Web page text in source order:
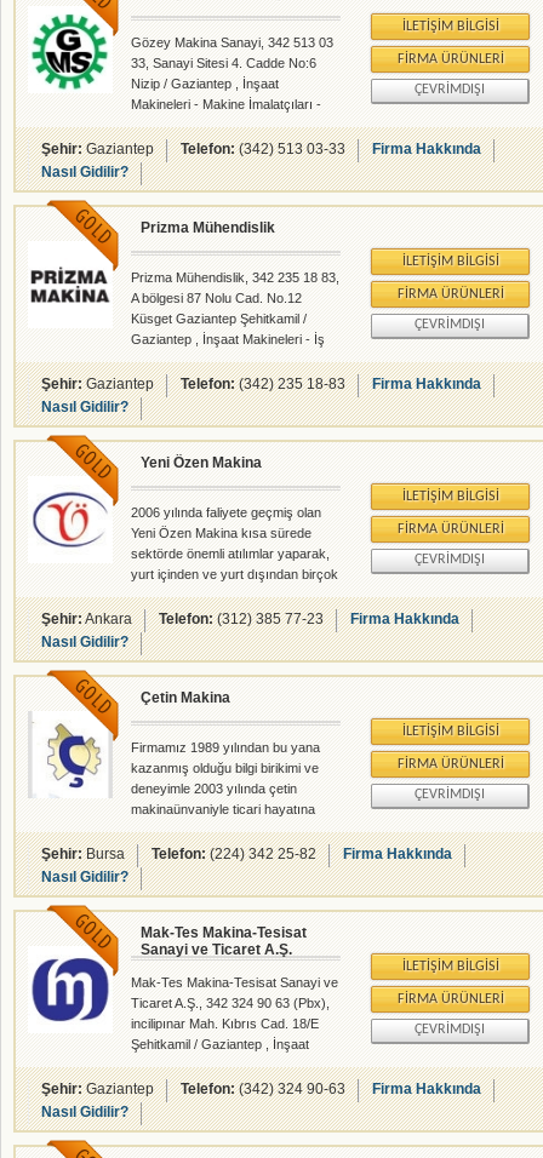
Firmamız kurulduğu günden bu
dürüstlük, uzmanlık, ciddilik
prensiplerini kendine ilke edinerek
çalışmış ve bu sayede de;
Güneydoğu Anadolu Bölgesinin iş
makinaları al
Gözey Makina Sanayi, 342 513 03
33, Sanayi Sitesi 4. Cadde No:6
Nizip / Gaziantep , İnşaat
Makineleri - Makine İmalatçıları -
Zahireciler Tarım Ürünleri -
rehberalem.com alanlarında faliyet
gösteren firmamızdır.
İLETIŞIM BILGISI
FIRMA ÜRÜNLERI
ÇEVRIMDIŞI
Şehir:Gaziantep Telefon:(342) 513 03-33
Firma Hakkında
Nasıl Gidilir?
Prizma Mühendislik
Prizma Mühendislik, 342 235 18 83,
A bölgesi 87 Nolu Cad. No.12
Küsget Gaziantep Şehitkamil /
Gaziantep , İnşaat Makineleri - İş
Makineleri - rehberalem.com
alanlarında faliyet gösteren
firmamızdır.
İLETIŞIM BILGISI
FIRMA ÜRÜNLERI
ÇEVRIMDIŞI
Şehir:Gaziantep Telefon:(342) 235 18-83
Firma Hakkında
Nasıl Gidilir?
Yeni Özen Makina
2006 yılında faliyete geçmiş olan
Yeni Özen Makina kısa sürede
sektörde önemli atılımlar yaparak,
yurt içinden ve yurt dışından birçok
firma için ilk tercih sebebi olmuştur.
Referanslarimiz arasında
Rusya,Makedonya bulunmakta
olup, Türkiye genelinde hizmet
vermektedir. Yaptığımız ürünlerden
bazıları kırma, titreşimli elekler,
helezon, vibratör besleyici,
tamir ve bakım hizmetleri, mobil
beton santrali çelik konstrüksiyon
olarak sıralanabilir. Sektörün en
önemli ihtiyacı olan sabit ve seyyar,
İLETIŞIM BILGISI
FIRMA ÜRÜNLERI
ÇEVRIMDIŞI
Şehir:Ankara Telefon:(312) 385 77-23
Firma Hakkında
Nasıl Gidilir?
Çetin Makina
Firmamız 1989 yılından bu yana
kazanmış olduğu bilgi birikimi ve
deneyimle 2003 yılında çetin
makinaünvaniyle ticari hayatına
başlamış olup, her nevi malzeme
parça imalatıyla Bursa ili ve tüm
çevre illerde faaliyet
göstermektedir.
İLETIŞIM BILGISI
FIRMA ÜRÜNLERI
ÇEVRIMDIŞI
Şehir:Bursa Telefon:(224) 342 25-82
Firma Hakkında
Nasıl Gidilir?
Mak-Tes Makina-Tesisat
Sanayi ve Ticaret A.Ş.
Mak-Tes Makina-Tesisat Sanayi ve
Ticaret A.Ş., 342 324 90 63 (Pbx),
incilipınar Mah. Kıbrıs Cad. 18/E
Şehitkamil / Gaziantep , İnşaat
Makineleri - Jeneratör - Kompresör
- rehberalem.com alanlarında faliyet
gösteren firmamızdır.
İLETIŞIM BILGISI
FIRMA ÜRÜNLERI
ÇEVRIMDIŞI
Şehir:Gaziantep Telefon:(342) 324 90-63
Firma Hakkında
Nasıl Gidilir?